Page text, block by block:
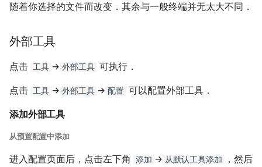
随着你选择的文件而改变．其余与一般终端并无太大不同．
外部工具
点击 工具 → 外部工具 可执行．
点击 工具 → 外部工具 → 配置 可以配置外部工具．
添加外部工具
从预置配置中添加
进入配置页面后，点击左下角 添加 → 从默认工具添加
，然后